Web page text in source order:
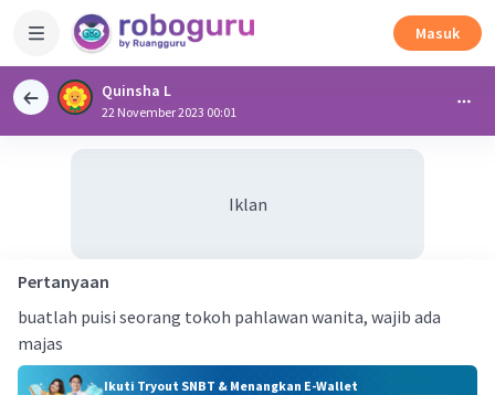
Masuk
Quinsha L
22 November 2023 00:01
Iklan
Pertanyaan
buatlah puisi seorang tokoh pahlawan wanita, wajib ada
majas
Ikuti Tryout SNBT & Menangkan E-Wallet